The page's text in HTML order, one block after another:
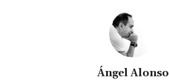
Ángel Alonso